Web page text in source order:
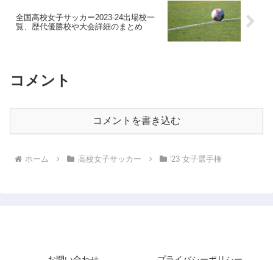
全国高校女子サッカー2023-24出場校一
覧、歴代優勝校や大会詳細のまとめ
コメント
コメントを書き込む
ホーム 高校女子サッカー '23 女子選手権